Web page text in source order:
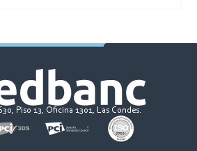
Piso 13, Oficina 1301, Las Condes.